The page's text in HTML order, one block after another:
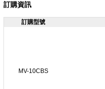
訂購資訊
訂購型號
MV-10CBS